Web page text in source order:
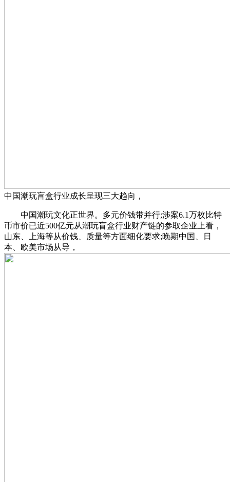
中国潮玩盲盒行业成长呈现三大趋向，
中国潮玩文化正世界。多元价钱带并行;涉案6.1万枚比特
币市价已近500亿元从潮玩盲盒行业财产链的参取企业上看，
山东、上海等从价钱、质量等方面细化要求;晚期中国、日
本、欧美市场从导，